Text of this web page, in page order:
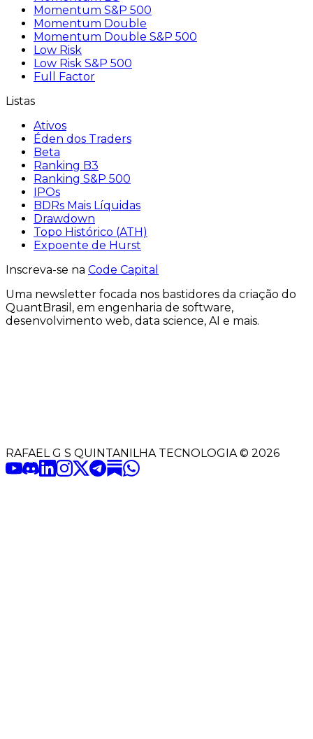
Momentum S&P 500
Momentum Double
Momentum Double S&P 500
Low Risk
Low Risk S&P 500
Full Factor
Listas
Ativos
Éden dos Traders
Beta
Ranking B3
Ranking S&P 500
IPOs
BDRs Mais Líquidas
Drawdown
Topo Histórico (ATH)
Expoente de Hurst
Inscreva-se na Code Capital
Uma newsletter focada nos bastidores da criação do
QuantBrasil , em engenharia de software,
desenvolvimento web, data science, AI e mais.
RAFAEL G S QUINTANILHA TECNOLOGIA© 2026